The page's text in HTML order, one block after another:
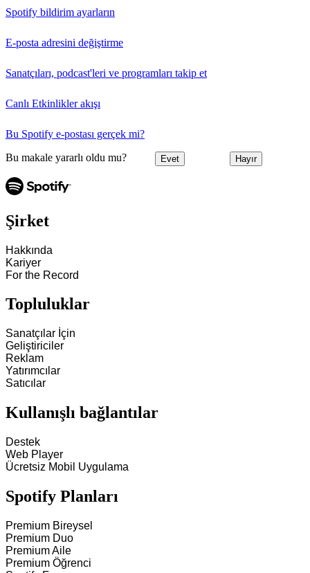
Spotify bildirim ayarların
E-posta adresini değiştirme
Sanatçıları, podcast'leri ve programları takip et
Canlı Etkinlikler akışı
Bu Spotify e-postası gerçek mi?
Bu makale yararlı oldu mu? Evet Hayır
Şirket
Hakkında
Kariyer
For the Record
Topluluklar
Sanatçılar İçin
Geliştiriciler
Reklam
Yatırımcılar
Satıcılar
Kullanışlı bağlantılar
Destek
Web Player
Ücretsiz Mobil Uygulama
Spotify Planları
Premium Bireysel
Premium Duo
Premium Aile
Premium Öğrenci